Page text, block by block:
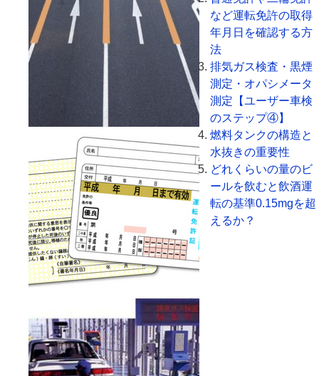
など運転免許の取得
年月日を確認する方
法
排気ガス検査・黒煙
測定・オパシメータ
測定【ユーザー車検
のステップ④】
燃料タンクの構造と
水抜きの重要性
どれくらいの量のビ
ールを飲むと飲酒運
転の基準0.15mgを超
えるか？